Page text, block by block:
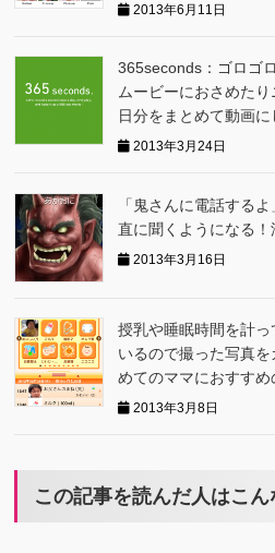
2013年6月11日
365seconds：ゴロゴ
ムービーにおさめた
日分をまとめて動画
2013年3月24日
「鬼さんに電話する
直に聞くようになる！
2013年3月16日
授乳や睡眠時間を計
いるので撮った写真
めてのママにおすす
2013年3月8日
この記事を読んだ人はこ